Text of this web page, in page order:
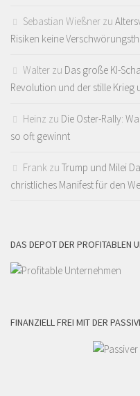
Sebastian Wießner zu
Risiken keine
Walter zu Das große KI-
Revolution und der stille Krieg
Heinz zu Die Oster-Rally:
so oft gewinnt
Frank zu Trump und Milei
christliches Manifest für den
DAS DEPOT DER PROFITABLEN
FINANZIELL FREI MIT DER